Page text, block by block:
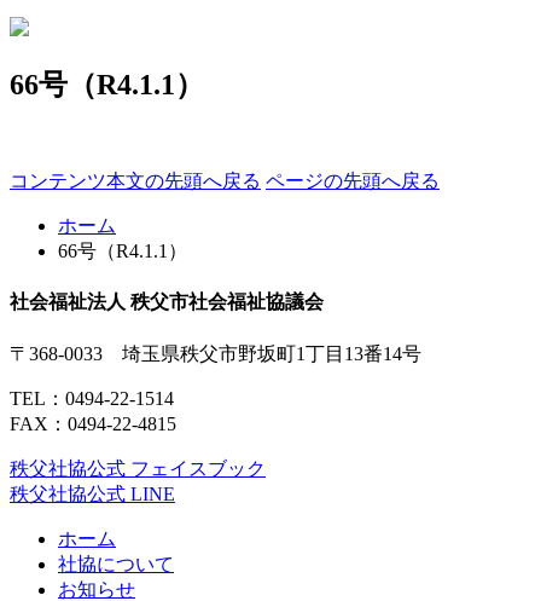
66号（R4.1.1）
コンテンツ本文の先頭へ戻る ページの先頭へ戻る
ホーム
66号（R4.1.1）
社会福祉法人 秩父市社会福祉協議会
〒368-0033 埼玉県秩父市野坂町1丁目13番14号
TEL： 0494-22-1514
FAX：0494-22-4815
秩父社協公式 フェイスブック
秩父社協公式 LINE
ホーム
社協について
お知らせ